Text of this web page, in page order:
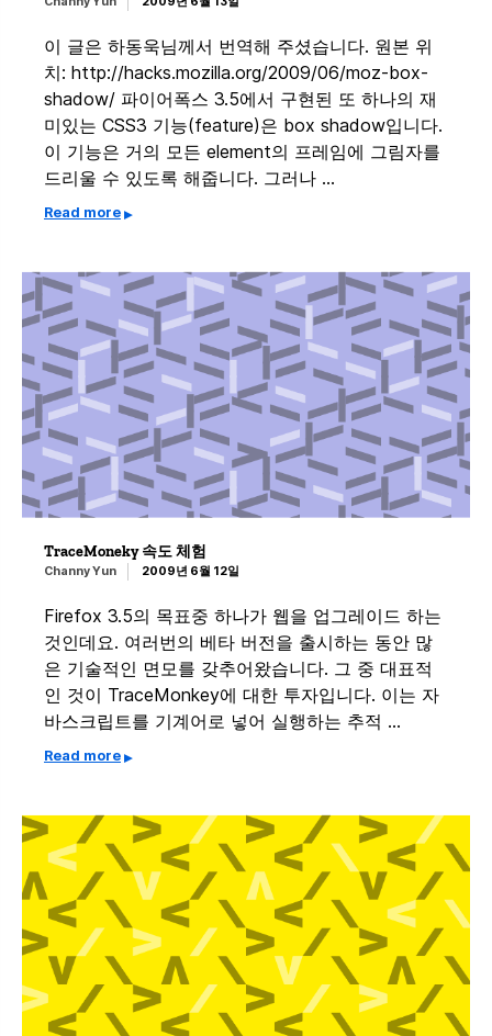
이 글은 하동욱님께서 번역해 주셨습니다. 원본 위
치: http://hacks.mozilla.org/2009/06/moz-box-
shadow/ 파이어폭스 3.5에서 구현된 또 하나의 재
미있는 CSS3 기능(feature)은 box shadow입니다.
이 기능은 거의 모든 element의 프레임에 그림자를
드리울 수 있도록 해줍니다. 그러나 …
Read more
TraceMoneky 속도 체험
Channy Yun 2009년 6월 12일
Firefox 3.5의 목표중 하나가 웹을 업그레이드 하는
것인데요. 여러번의 베타 버전을 출시하는 동안 많
은 기술적인 면모를 갖추어왔습니다. 그 중 대표적
인 것이 TraceMonkey에 대한 투자입니다. 이는 자
바스크립트를 기계어로 넣어 실행하는 추적 …
Read more